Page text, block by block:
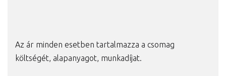
Az ár minden esetben tartalmazza a csomag
költségét, alapanyagot, munkadíjat.